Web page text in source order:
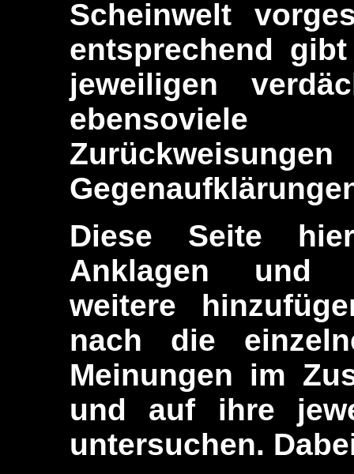
Scheinwelt
entsprechend
jeweiligen
Diese Seite
Anklagen und
weitere
nach die
Meinungen im
und auf ihre
untersuchen.